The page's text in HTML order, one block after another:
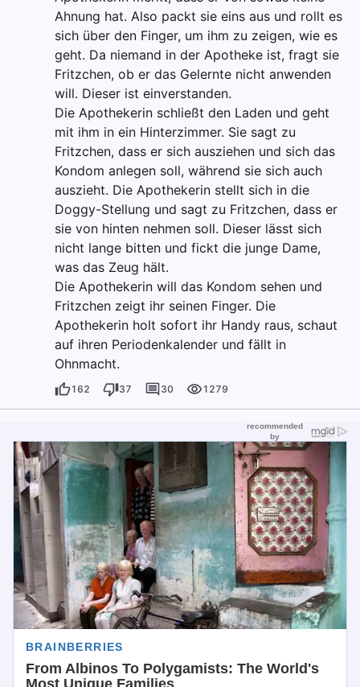
Ahnung hat. Also packt sie eins aus und rollt es
sich über den Finger, um ihm zu zeigen, wie es
geht. Da niemand in der Apotheke ist, fragt sie
Fritzchen, ob er das Gelernte nicht anwenden
will. Dieser ist einverstanden.
Die Apothekerin schließt den Laden und geht
mit ihm in ein Hinterzimmer. Sie sagt zu
Fritzchen, dass er sich ausziehen und sich das
Kondom anlegen soll, während sie sich auch
auszieht. Die Apothekerin stellt sich in die
Doggy-Stellung und sagt zu Fritzchen, dass er
sie von hinten nehmen soll. Dieser lässt sich
nicht lange bitten und fickt die junge Dame,
was das Zeug hält.
Die Apothekerin will das Kondom sehen und
Fritzchen zeigt ihr seinen Finger. Die
Apothekerin holt sofort ihr Handy raus, schaut
auf ihren Periodenkalender und fällt in
Ohnmacht.
162 37 30 1279